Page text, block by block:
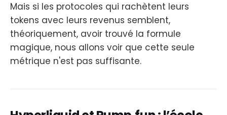
Mais si les protocoles qui rachètent leurs
tokens avec leurs revenus semblent,
théoriquement, avoir trouvé la formule
magique, nous allons voir que cette seule
métrique n'est pas suffisante.